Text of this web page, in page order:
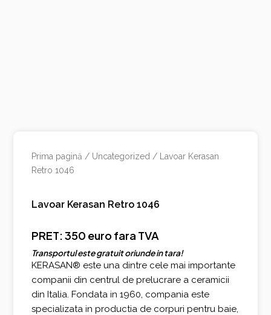
Prima pagină / Uncategorized / Lavoar Kerasan
Retro 1046
Lavoar Kerasan Retro 1046
PRET: 350 euro fara TVA
Transportul este gratuit oriunde in tara!
KERASAN® este una dintre cele mai importante
companii din centrul de prelucrare a ceramicii
din Italia. Fondata in 1960, compania este
specializata in productia de corpuri pentru baie,